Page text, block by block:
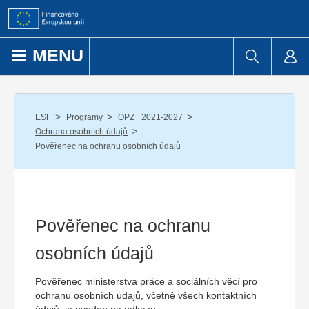
Přejít k obsahu
MENU
ESF / Programy / OPZ+ 2021-2027 /
Ochrana osobních údajů /
Pověřenec na ochranu osobních údajů
Pověřenec na ochranu
osobních údajů
Pověřenec ministerstva práce a sociálních věcí pro
ochranu osobních údajů, včetně všech kontaktních